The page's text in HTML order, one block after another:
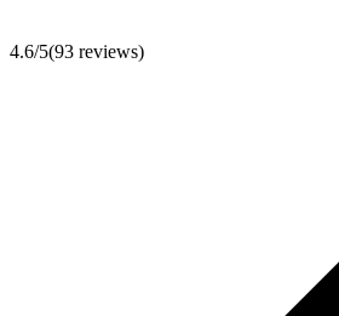
4.6/5(93 reviews)